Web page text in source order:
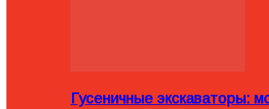
Гусеничные экскаваторы: